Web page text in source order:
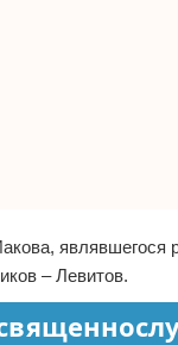
являвшегося
– Левитов.